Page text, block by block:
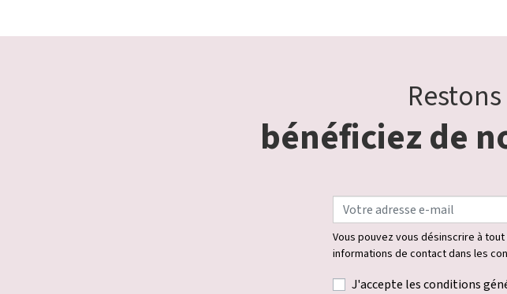
bénéficiez de
Vous pouvez vous désinscrire à
informations de contact dans les
J'accepte les conditions